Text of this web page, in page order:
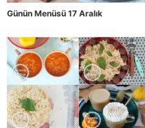
Günün Menüsü 17 Aralık